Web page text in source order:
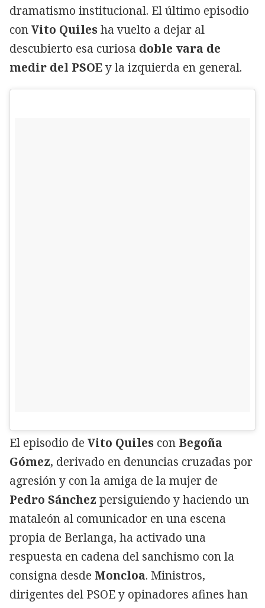
dramatismo institucional. El último episodio
conVito Quilesha vuelto a dejar al
descubierto esa curiosa doble vara de
medir del PSOEy la izquierda en general.
El episodio de Vito Quiles con Begoña
Gómez, derivado en denuncias cruzadas por
agresión y con la amiga de la mujer de
Pedro Sánchez persiguiendo y haciendo un
mataleón al comunicador en una escena
propia de Berlanga, ha activado una
respuesta en cadena del sanchismo con la
consigna desde Moncloa. Ministros,
dirigentes del PSOE y opinadores afines han